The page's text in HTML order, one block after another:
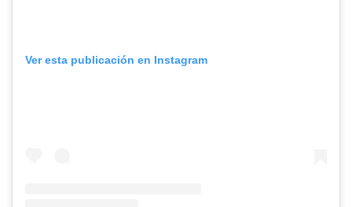
Ver esta publicación en Instagram